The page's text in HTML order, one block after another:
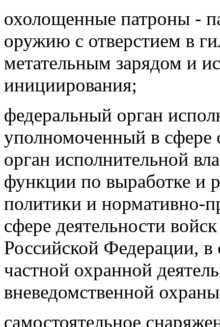
охолощенные патроны -
оружию с отверстием в
метательным зарядом и
инициирования;
федеральный орган
уполномоченный в сфере
орган исполнительной
функции по выработке и
политики и нормативно-
сфере деятельности
Российской Федерации,
частной охранной
вневедомственной
самостоятельное